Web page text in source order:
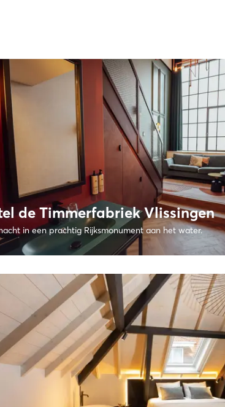
de Timmerfabriek Vlissingen
in een prachtig Rijksmonument aan het water.